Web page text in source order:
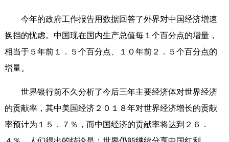
今年的政府工作报告用数据回答了外界对中国经济增速
换挡的忧虑。中国现在国内生产总值每１个百分点的增量，
相当于５年前１．５个百分点、１０年前２．５个百分点的
增量。
世界银行前不久分析了今后三年主要经济体对世界经济
的贡献率，其中美国经济２０１８年对世界经济增长的贡献
率预计为１５．７％，而中国经济的贡献率将达到２６．